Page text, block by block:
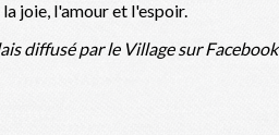
joie, l'amour et l'espoir.
diffusé par le Village sur Facebook